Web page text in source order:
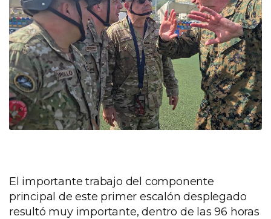
El importante trabajo del componente
principal de este primer escalón desplegado
resultó muy importante, dentro de las 96 horas